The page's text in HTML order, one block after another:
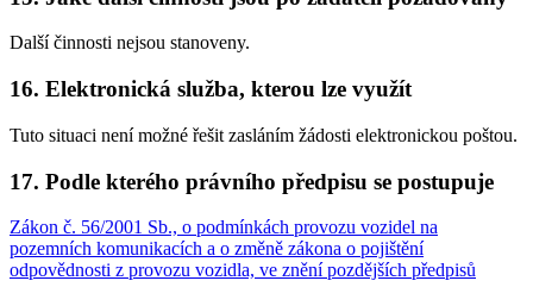
Další činnosti nejsou stanoveny.
16. Elektronická služba, kterou lze využít
Tuto situaci není možné řešit zasláním žádosti elektronickou poštou.
17. Podle kterého právního předpisu se postupuje
Zákon č. 56/2001 Sb., o podmínkách provozu vozidel na
pozemních komunikacích a o změně zákona o pojištění
odpovědnosti z provozu vozidla, ve znění pozdějších předpisů